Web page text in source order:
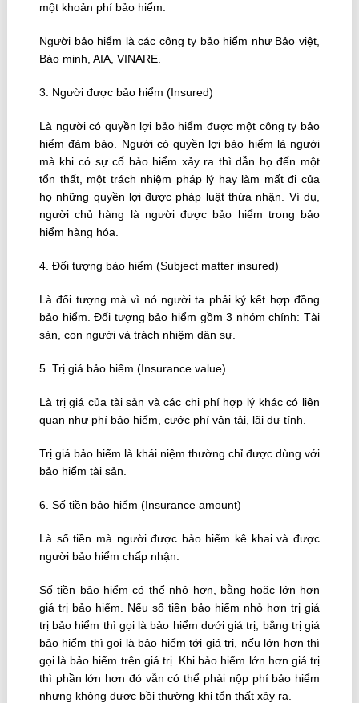
một khoản phí bảo hiểm.
Người bảo hiểm là các công ty bảo hiểm như Bảo việt,
Bảo minh, AIA, VINARE.
3. Người được bảo hiểm (Insured)
Là người có quyền lợi bảo hiểm được một công ty bảo
hiểm đảm bảo. Người có quyền lợi bảo hiểm là người
mà khi có sự cố bảo hiểm xảy ra thì dẫn họ đến một
tổn thất, một trách nhiệm pháp lý hay làm mất đi của
họ những quyền lợi được pháp luật thừa nhận. Ví dụ,
người chủ hàng là người được bảo hiểm trong bảo
hiểm hàng hóa.
4. Ðối tượng bảo hiểm (Subject matter insured)
Là đối tượng mà vì nó người ta phải ký kết hợp đồng
bảo hiểm. Ðối tượng bảo hiểm gồm 3 nhóm chính: Tài
sản, con người và trách nhiệm dân sự.
5. Trị giá bảo hiểm (Insurance value)
Là trị giá của tài sản và các chi phí hợp lý khác có liên
quan như phí bảo hiểm, cước phí vận tải, lãi dự tính.
Trị giá bảo hiểm là khái niệm thường chỉ được dùng với
bảo hiểm tài sản.
6. Số tiền bảo hiểm (Insurance amount)
Là số tiền mà người được bảo hiểm kê khai và được
người bảo hiểm chấp nhận.
Số tiền bảo hiểm có thể nhỏ hơn, bằng hoặc lớn hơn
giá trị bảo hiểm. Nếu số tiền bảo hiểm nhỏ hơn trị giá
trị bảo hiểm thì gọi là bảo hiểm dưới giá trị, bằng trị giá
bảo hiểm thì gọi là bảo hiểm tới giá trị, nếu lớn hơn thì
gọi là bảo hiểm trên giá trị. Khi bảo hiểm lớn hơn giá trị
thì phần lớn hơn đó vẫn có thể phải nộp phí bảo hiểm
nhưng không được bồi thường khi tổn thất xảy ra.